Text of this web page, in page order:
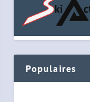
Populaires